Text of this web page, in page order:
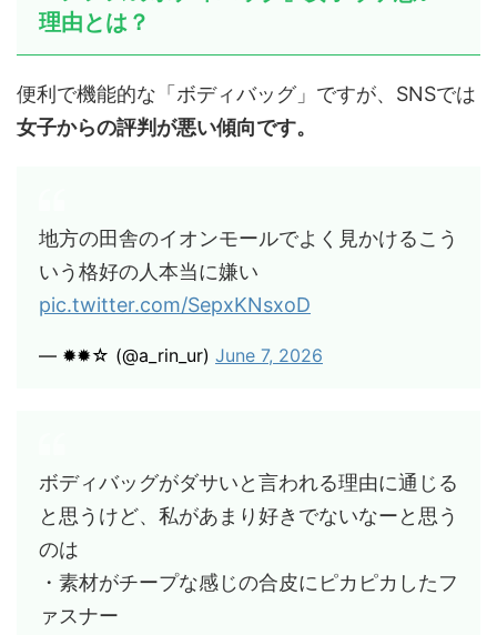
理由とは？
便利で機能的な「ボディバッグ」ですが、SNSでは
女子からの評判が悪い傾向です。
地方の田舎のイオンモールでよく見かけるこう
いう格好の人本当に嫌い
pic.twitter.com/SepxKNsxoD
— ✹✹☆ (@a_rin_ur) June 7, 2026
ボディバッグがダサいと言われる理由に通じる
と思うけど、私があまり好きでないなーと思う
のは
・素材がチープな感じの合皮にピカピカしたフ
ァスナー